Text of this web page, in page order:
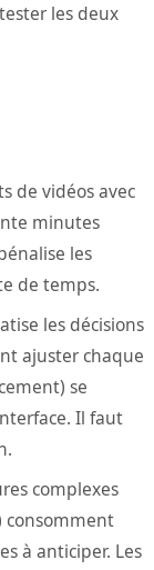
les deux
de vidéos avec
minutes
les
de temps.
les décisions
ajuster chaque
se
Il faut
complexes
consomment
à anticiper. Les